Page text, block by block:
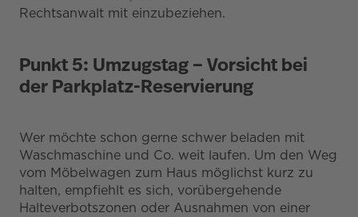
Rechtsanwalt mit einzubeziehen.
Punkt 5: Umzugstag – Vorsicht bei
der Parkplatz-Reservierung
Wer möchte schon gerne schwer beladen mit
Waschmaschine und Co. weit laufen. Um den Weg
vom Möbelwagen zum Haus möglichst kurz zu
halten, empfiehlt es sich, vorübergehende
Halteverbotszonen oder Ausnahmen von einer